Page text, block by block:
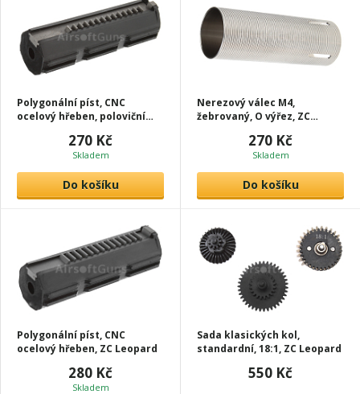
Polygonální píst, CNC
ocelový hřeben, poloviční
270 Kč
Skladem
Do košíku
Nerezový válec M4,
žebrovaný, O výřez, ZC
270 Kč
Skladem
Do košíku
Polygonální píst, CNC
ocelový hřeben, ZC Leopard
280 Kč
Skladem
Sada klasických kol,
standardní, 18:1, ZC Leopard
550 Kč